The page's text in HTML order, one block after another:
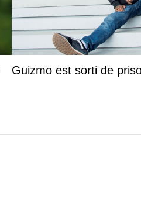
Guizmo est sorti de